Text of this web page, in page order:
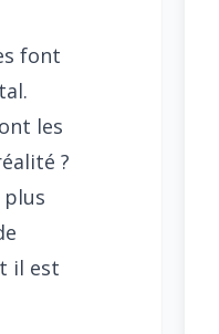
font
les
?
il est